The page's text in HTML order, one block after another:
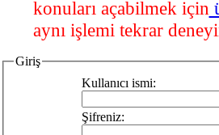
konuları açabilmek için
aynı işlemi tekrar
Giriş
Kullanıcı ismi:
Şifreniz: